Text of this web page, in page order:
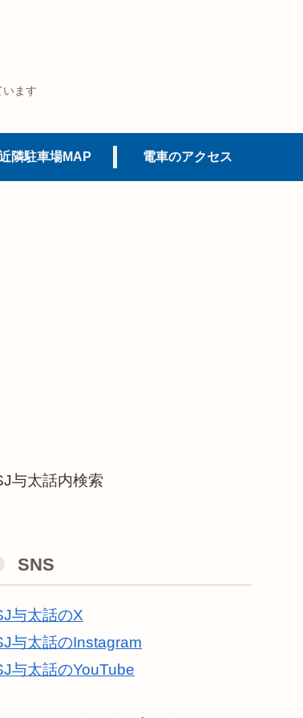
ます
隣駐車場MAP 電車のアクセス
与太話内検索
SNS
与太話のX
与太話のInstagram
与太話のYouTube